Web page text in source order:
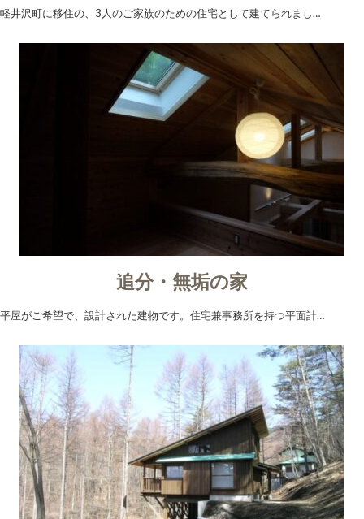
軽井沢町に移住の、3人のご家族のための住宅として建てられまし…
追分・無垢の家
平屋がご希望で、設計された建物です。住宅兼事務所を持つ平面計…